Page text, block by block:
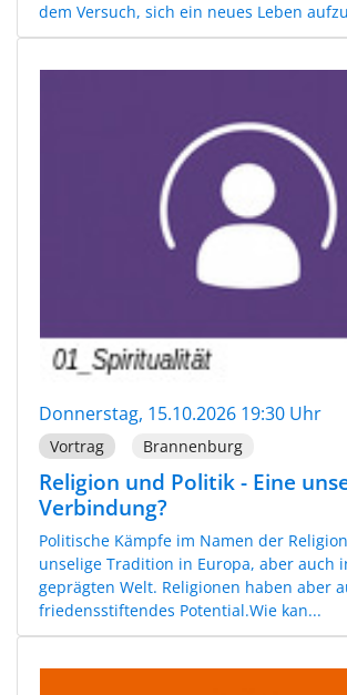
dem Versuch, sich ein neues Leben
Donnerstag, 15.10.2026 19:30 Uhr
Vortrag Brannenburg
Religion und Politik - Eine
Verbindung?
Politische Kämpfe im Namen der
unselige Tradition in Europa, aber auch
geprägten Welt. Religionen haben aber
friedensstiftendes Potential.Wie kan...